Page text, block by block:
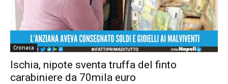
Cronaca
Ischia, nipote sventa truffa del finto
carabiniere da 70mila euro